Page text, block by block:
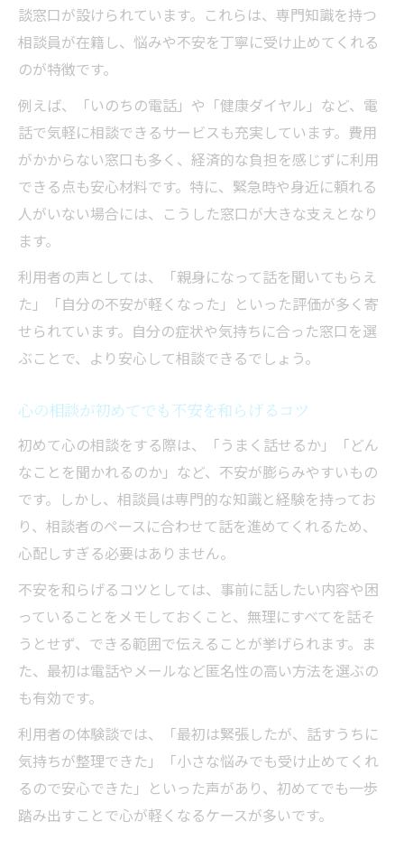
相談費用が心配なときの不安解消策
無料で安心できる不安相談の利用法
不安に寄り添う支援窓口の探し方
心がしんどい時のための茨城県サポート一覧
不安が強いときに頼れるサポート窓口
茨城県で不安を支えるサービスの実態
心がしんどいときの相談先選びポイント
不安対応のサポート利用の流れを解説
談窓口が設けられています。これらは、専門知識を持つ
相談員が在籍し、悩みや不安を丁寧に受け止めてくれる
のが特徴です。
例えば、「いのちの電話」や「健康ダイヤル」など、電
話で気軽に相談できるサービスも充実しています。費用
がかからない窓口も多く、経済的な負担を感じずに利用
できる点も安心材料です。特に、緊急時や身近に頼れる
人がいない場合には、こうした窓口が大きな支えとなり
ます。
利用者の声としては、「親身になって話を聞いてもらえ
た」「自分の不安が軽くなった」といった評価が多く寄
せられています。自分の症状や気持ちに合った窓口を選
ぶことで、より安心して相談できるでしょう。
心の相談が初めてでも不安を和らげるコツ
初めて心の相談をする際は、「うまく話せるか」「どん
なことを聞かれるのか」など、不安が膨らみやすいもの
です。しかし、相談員は専門的な知識と経験を持ってお
り、相談者のペースに合わせて話を進めてくれるため、
心配しすぎる必要はありません。
不安を和らげるコツとしては、事前に話したい内容や困
っていることをメモしておくこと、無理にすべてを話そ
うとせず、できる範囲で伝えることが挙げられます。ま
た、最初は電話やメールなど匿名性の高い方法を選ぶの
も有効です。
利用者の体験談では、「最初は緊張したが、話すうちに
気持ちが整理できた」「小さな悩みでも受け止めてくれ
るので安心できた」といった声があり、初めてでも一歩
踏み出すことで心が軽くなるケースが多いです。